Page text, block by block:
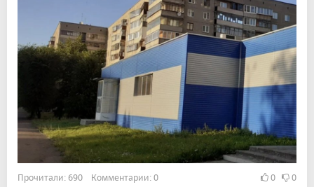
Прочитали: 690 Комментарии: 0 0 0